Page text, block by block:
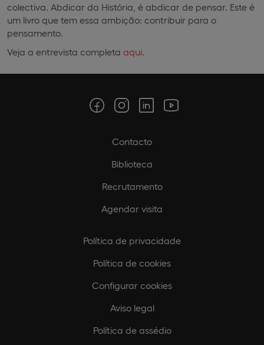
colectiva. Abdicar da História, é abdicar de pensar. Este é
um livro que tem essa ambição: contribuir para o
pensamento.
Veja a entrevista completa aqui.
Contacto
Biblioteca
Recrutamento
Agendar visita
Política de privacidade
Política de cookies
Configurar cookies
Aviso legal
Política de assédio